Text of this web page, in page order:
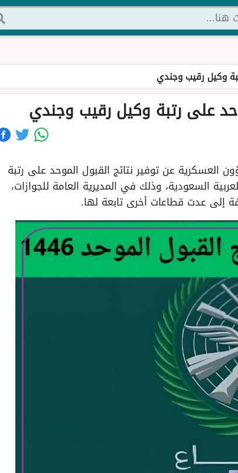
وكيل رقيب وجندي
على رتبة وكيل رقيب وجندي
العسكرية عن توفير نتائج القبول الموحد على رتبة
السعودية، وذلك في المديرية العامة للجوازات،
إلى عدت قطاعات أخرى تابعة لها.